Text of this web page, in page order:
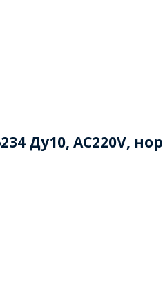
Ду10, AC220V,